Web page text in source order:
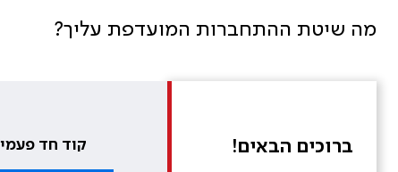
מה שיטת ההתחברות המועדפת עליך?
ברוכים הבאים! קוד חד פעמי